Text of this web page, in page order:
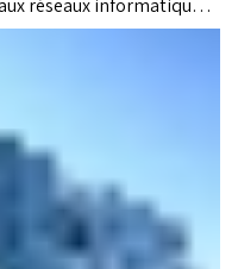
réseaux informatiques